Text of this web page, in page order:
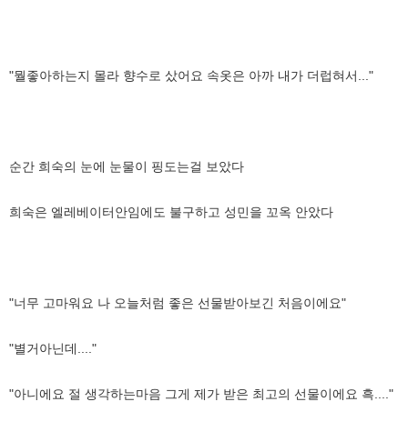
"뭘좋아하는지 몰라 향수로 샀어요 속옷은 아까 내가 더럽혀서..."
순간 희숙의 눈에 눈물이 핑도는걸 보았다
희숙은 엘레베이터안임에도 불구하고 성민을 꼬옥 안았다
"너무 고마워요 나 오늘처럼 좋은 선물받아보긴 처음이에요"
"별거아닌데...."
"아니에요 절 생각하는마음 그게 제가 받은 최고의 선물이에요 흑...."